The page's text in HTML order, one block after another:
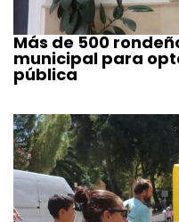
Más de 500
municipal para
pública